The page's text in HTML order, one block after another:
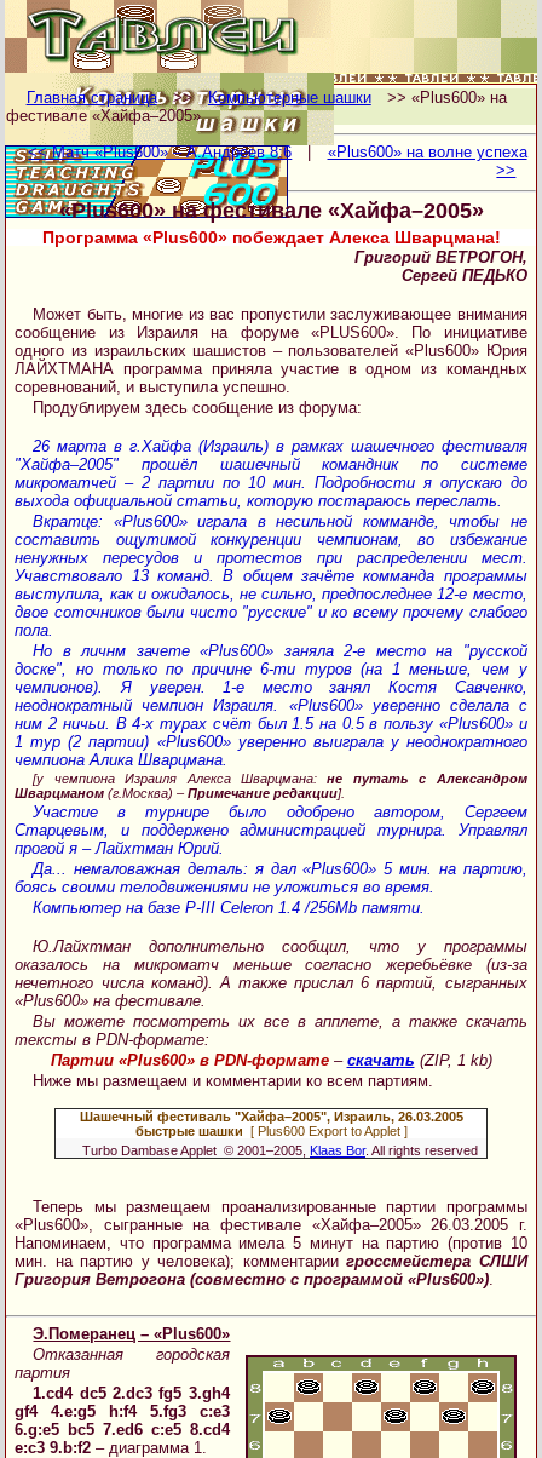
Главная страница >> Компьютерные шашки
>> «Plus600» на
фестивале «Хайфа–2005»
<< Матч «Plus600» – А.Андреев 8:6
«Plus600» на волне успеха
>>
«Plus600» на фестивале «Хайфа–2005»
Программа «Plus600» побеждает Алекса Шварцмана!
Григорий ВЕТРОГОН,
Сергей ПЕДЬКО
Может быть, многие из вас пропустили заслуживающее внимания
сообщение из Израиля на форуме «PLUS600». По инициативе
одного из израильских шашистов – пользователей «Plus600» Юрия
ЛАЙХТМАНА программа приняла участие в одном из командных
соревнований, и выступила успешно.
Продублируем здесь сообщение из форума:
26 марта в г.Хайфа (Израиль) в рамках шашечного фестиваля
"Хайфа–2005" прошёл шашечный командник по системе
микроматчей – 2 партии по 10 мин. Подробности я опускаю до
выхода официальной статьи, которую постараюсь переслать.
Вкратце: «Plus600» играла в несильной комманде, чтобы не
составить ощутимой конкуренции чемпионам, во избежание
ненужных пересудов и протестов при распределении мест.
Учавствовало 13 команд. В общем зачёте комманда программы
выступила, как и ожидалось, не сильно, предпоследнее 12-е место,
двое соточников были чисто "русские" и ко всему прочему слабого
пола.
Но в личнм зачете «Plus600» заняла 2-е место на "русской
доске", но только по причине 6-ти туров (на 1 меньше, чем у
чемпионов). Я уверен. 1-е место занял Костя Савченко,
неоднократный чемпион Израиля. «Plus600» уверенно сделала с
ним 2 ничьи. В 4-х турах счёт был 1.5 на 0.5 в пользу «Plus600» и
1 тур (2 партии) «Plus600» уверенно выиграла у неоднократного
чемпиона Алика Шварцмана.
[у чемпиона Израиля Алекса Шварцмана:не путать с Александром
Шварцманом (г.Москва) –Примечание редакции].
Участие в турнире было одобрено автором, Сергеем
Старцевым, и поддержено администрацией турнира. Управлял
прогой я – Лайхтман Юрий.
Да... немаловажная деталь: я дал «Plus600» 5 мин. на партию,
боясь своими телодвижениями не уложиться во время.
Компьютер на базе P-III Celeron 1.4 /256Mb памяти.
Ю.Лайхтман дополнительно сообщил, что у программы
оказалось на микроматч меньше согласно жеребьёвке (из-за
нечетного числа команд). А также прислал 6 партий, сыгранных
«Plus600» на фестивале.
Вы можете посмотреть их все в апплете, а также скачать
тексты в PDN-формате:
Партии «Plus600» в PDN-формате– скачать (ZIP, 1 kb)
Ниже мы размещаем и комментарии ко всем партиям.
Шашечный фестиваль "Хайфа–2005", Израиль, 26.03.2005
быстрые шашки [ Plus600 Export to Applet ]
Turbo Dambase Applet © 2001–2005, Klaas Bor. All rights reserved
Теперь мы размещаем проанализированные партии программы
«Plus600», сыгранные на фестивале «Хайфа–2005» 26.03.2005 г.
Напоминаем, что программа имела 5 минут на партию (против 10
мин. на партию у человека); комментариигроссмейстера СЛШИ
Григория Ветрогона (совместно с программой «Plus600»).
Э.Померанец – «Plus600»
Отказанная городская
партия
1.cd4 dc5 2.dc3 fg5 3.gh4
gf4 4.e:g5 h:f4 5.fg3 c:e3
6.g:e5 bc5 7.ed6 c:e5 8.cd4
e:c3 9.b:f2 – диаграмма 1.